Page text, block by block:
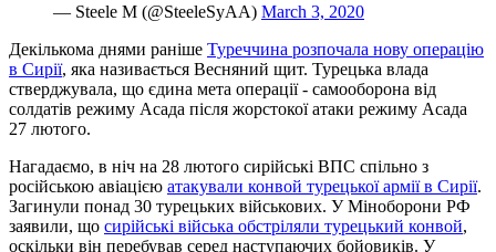
— Steele M (@SteeleSyAA) March 3, 2020
Декількома днями раніше Туреччина розпочала нову операцію
в Сирії, яка називається Весняний щит. Турецька влада
стверджувала, що єдина мета операції - самооборона від
солдатів режиму Асада після жорстокої атаки режиму Асада
27 лютого.
Нагадаємо, в ніч на 28 лютого сирійські ВПС спільно з
російською авіацією атакували конвой турецької армії в Сирії.
Загинули понад 30 турецьких військових. У Міноборони РФ
заявили, що сирійські війська обстріляли турецький конвой,
оскільки він перебував серед наступаючих бойовиків. У